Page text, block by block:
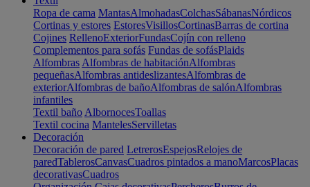
Ropa de cama MantasAlmohadasColchasSábanasNórdicos
Cortinas y estores EstoresVisillosCortinasBarras de cortina
Cojines RellenoExteriorFundasCojín con relleno
Complementos para sofás Fundas de sofásPlaids
Alfombras Alfombras de habitaciónAlfombras
pequeñasAlfombras antideslizantesAlfombras de
exteriorAlfombras de bañoAlfombras de salónAlfombras
infantiles
Textil baño AlbornocesToallas
Textil cocina MantelesServilletas
Decoración
Decoración de pared LetrerosEspejosRelojes de
paredTablerosCanvasCuadros pintados a manoMarcosPlacas
decorativasCuadros